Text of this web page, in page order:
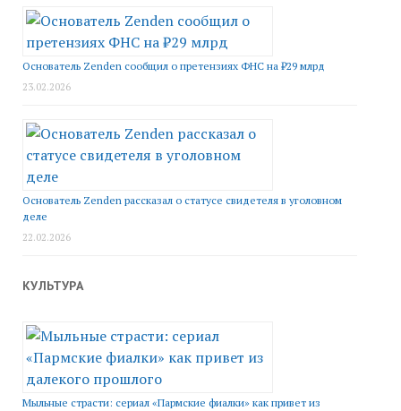
Основатель Zenden сообщил о претензиях ФНС на ₽29 млрд
23.02.2026
Основатель Zenden рассказал о статусе свидетеля в уголовном
деле
22.02.2026
КУЛЬТУРА
Мыльные страсти: сериал «Пармские фиалки» как привет из